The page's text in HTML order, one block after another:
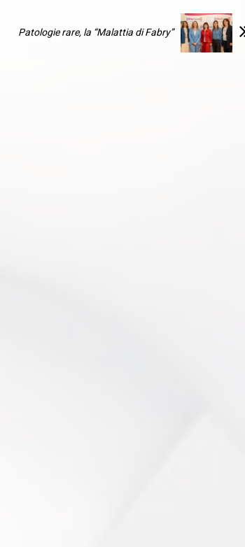
Patologie rare, la “Malattia di Fabry”